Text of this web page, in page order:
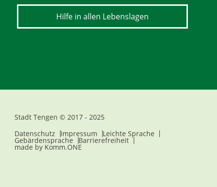
Hilfe in allen Lebenslagen
Stadt Tengen © 2017 - 2025
Datenschutz
Impressum Leichte Sprache
Gebärdensprache Barrierefreiheit
made by Komm.ONE